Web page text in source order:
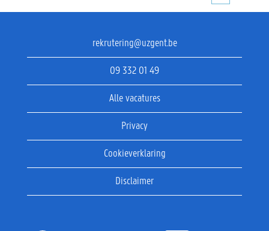
rekrutering@uzgent.be
09 332 01 49
Alle vacatures
Privacy
Cookieverklaring
Disclaimer